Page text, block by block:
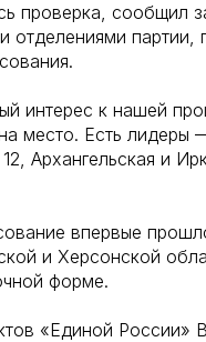
проверка, сообщил
партии,
интерес к нашей
место. Есть лидеры
Архангельская и
впервые
и Херсонской
форме.
«Единой России»